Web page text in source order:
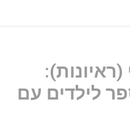
(ראיונות):
לילדים עם